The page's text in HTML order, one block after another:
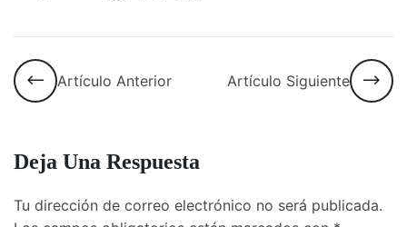
Artículo Anterior Artículo Siguiente
Deja Una Respuesta
Tu dirección de correo electrónico no será publicada.